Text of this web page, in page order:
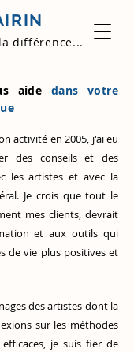
différence...
aide dans votre
activité en 2005, j'ai eu
des conseils et des
les artistes et avec la
Je crois que tout le
mes clients, devrait
et aux outils qui
de vie plus positives et
des artistes dont la
sur les méthodes
je suis fier de